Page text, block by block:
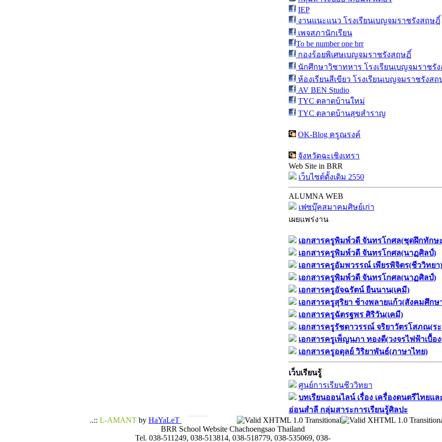
IEP
งานแนะแนว โรงเรียนเบญจมราชรังสฤษฎิ์
เพจสภานักเรียน
To be number one brr
กองร้อยพิเศษเบญจมราชรังสฤษฏิ์
นักศึกษาวิชาทหาร โรงเรียนเบญจมราชรั
ห้องเรียนสีเขียว โรงเรียนเบญจมราชรังสฤ
AV BEN Studio
TYC ตลาดบ้านใหม่
TYC ตลาดบ้านสุขสำราญ
OK-Blog ครูณรงค์
จังหวัดฉะเชิงเทรา
Web Site in BRR
เว็บไซต์ดั้งเดิม 2550
ALUMNA WEB
เฟซบุ๊คสมาคมศิษย์เก่า
เผยแพร่งาน
เอกสารครูพิมพ์วดี จันทรโกศล(ชุดฝึกทักษ
เอกสารครูพิมพ์วดี จันทรโกศล(นาฏศิลป์)
เอกสารครูอัมพวรรณ์ เพียรพิจิตร(ชีววิทยา)
เอกสารครูพิมพ์วดี จันทรโกศล(นาฏศิลป์)
เอกสารครูอัจฉรัตน์ ยืนนาน(เคมี)
เอกสารครูสุริยา ช้างพลายแก้ว(สังคมศึกษ
เอกสารครูฉัตรฐพร ศิริวัน(เคมี)
เอกสารครูรัชดาวรรณ์ จริยาวัตรโสภณ(ร
เอกสารครูเพ็ญนภา ทองดี(วงจรไฟฟ้าเบื้อ
เอกสารครูอดุลย์ วิริยาพันธ์(ภาษาไทย)
เว็บเรียนรู้
ศูนย์การเรียนชีววิทยา
บทเรียนออนไลน์​ เรื่อง​ เครื่องดนตรีไทย
อ่อนสำลี​ กลุ่มสาระการเรียนรู้ศิลปะ
..:: L-AMANT by HaYaLeT
BRR School Website Chachoengsao Thailand
Tel. 038-511249, 038-513814, 038-518779, 038-535069, 038-